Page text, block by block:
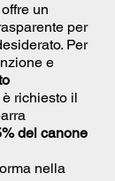
un
per
Per
e
è richiesto il
del canone
nella